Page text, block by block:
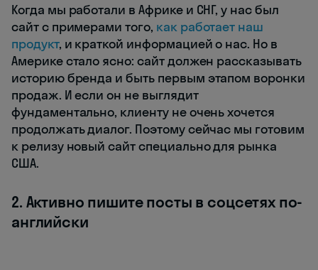
Когда мы работали в Африке и СНГ, у нас был
сайт с примерами того, как работает наш
продукт, и краткой информацией о нас. Но в
Америке стало ясно: сайт должен рассказывать
историю бренда и быть первым этапом воронки
продаж. И если он не выглядит
фундаментально, клиенту не очень хочется
продолжать диалог. Поэтому сейчас мы готовим
к релизу новый сайт специально для рынка
США.
2. Активно пишите посты в соцсетях по-
английски